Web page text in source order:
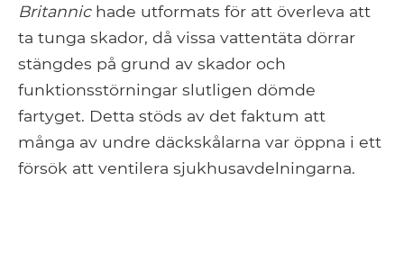
Britannichade utformats för att överleva att
ta tunga skador, då vissa vattentäta dörrar
stängdes på grund av skador och
funktionsstörningar slutligen dömde
fartyget. Detta stöds av det faktum att
många av undre däckskålarna var öppna i ett
försök att ventilera sjukhusavdelningarna.